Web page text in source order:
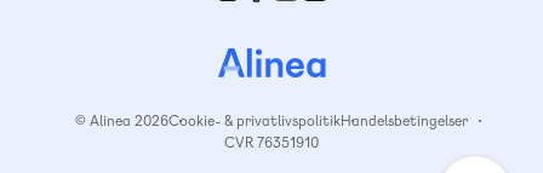
© Alinea 2026Cookie- & privatlivspolitikHandelsbetingelser
CVR 76351910